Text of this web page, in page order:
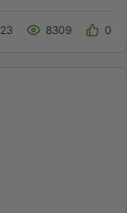
23 8309 0